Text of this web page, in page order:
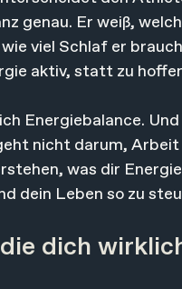
genau. Er weiß,
viel Schlaf er
aktiv, statt zu
Energiebalance.
nicht darum,
was dir
dein Leben so zu
dich